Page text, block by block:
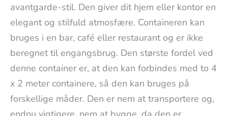
avantgarde-stil. Den giver dit hjem eller kontor en
elegant og stilfuld atmosfære. Containeren kan
bruges i en bar, café eller restaurant og er ikke
beregnet til engangsbrug. Den største fordel ved
denne container er, at den kan forbindes med to 4
x 2 meter containere, så den kan bruges på
forskellige måder. Den er nem at transportere og,